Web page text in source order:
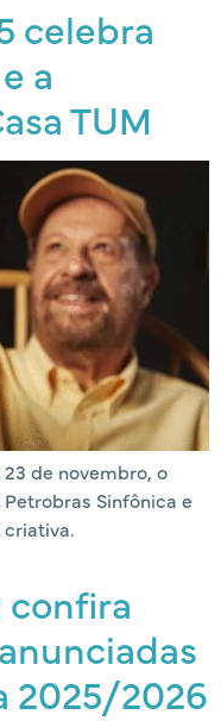
celebra
a
TUM
de novembro, o
Sinfônica e
confira
2025/2026